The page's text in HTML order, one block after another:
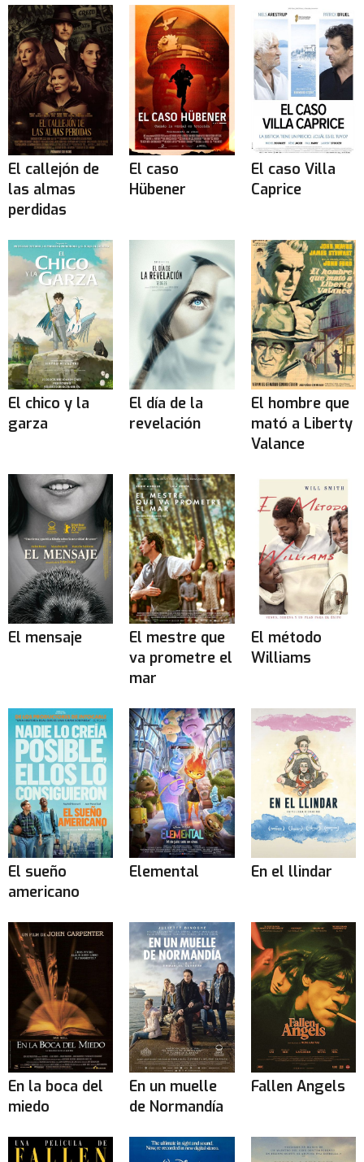
El callejón de
las almas
perdidas
El caso
Hübener
El caso Villa
Caprice
El chico y la
garza
El día de la
revelación
El hombre que
mató a Liberty
Valance
El mensaje
El mestre que
va prometre el
mar
El método
Williams
El sueño
americano
Elemental En el llindar
En la boca del
miedo
En un muelle
de Normandía
Fallen Angels